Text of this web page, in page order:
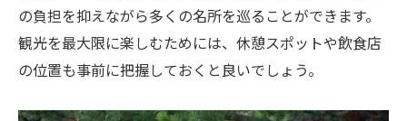
の負担を抑えながら多くの名所を巡ることができます。
観光を最大限に楽しむためには、休憩スポットや飲食店
の位置も事前に把握しておくと良いでしょう。